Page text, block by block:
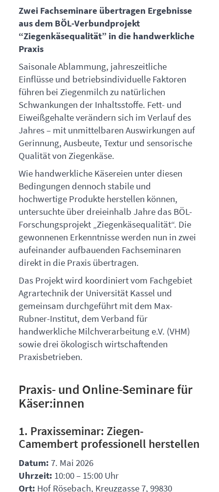
Zwei Fachseminare übertragen Ergebnisse
aus dem BÖL-Verbundprojekt
“Ziegenkäsequalität” in die handwerkliche
Praxis
Saisonale Ablammung, jahreszeitliche
Einflüsse und betriebsindividuelle Faktoren
führen bei Ziegenmilch zu natürlichen
Schwankungen der Inhaltsstoffe. Fett- und
Eiweißgehalte verändern sich im Verlauf des
Jahres – mit unmittelbaren Auswirkungen auf
Gerinnung, Ausbeute, Textur und sensorische
Qualität von Ziegenkäse.
Wie handwerkliche Käsereien unter diesen
Bedingungen dennoch stabile und
hochwertige Produkte herstellen können,
untersuchte über dreieinhalb Jahre das BÖL-
Forschungsprojekt „Ziegenkäsequalität“. Die
gewonnenen Erkenntnisse werden nun in zwei
aufeinander aufbauenden Fachseminaren
direkt in die Praxis übertragen.
Das Projekt wird koordiniert vom Fachgebiet
Agrartechnik der Universität Kassel und
gemeinsam durchgeführt mit dem Max-
Rubner-Institut, dem Verband für
handwerkliche Milchverarbeitung e.V. (VHM)
sowie drei ökologisch wirtschaftenden
Praxisbetrieben.
Praxis- und Online-Seminare für
Käser:innen
1. Praxisseminar: Ziegen-
Camembert professionell herstellen
Datum: 7. Mai 2026
Uhrzeit: 10:00 – 15:00 Uhr
Ort: Hof Rösebach, Kreuzgasse 7, 99830